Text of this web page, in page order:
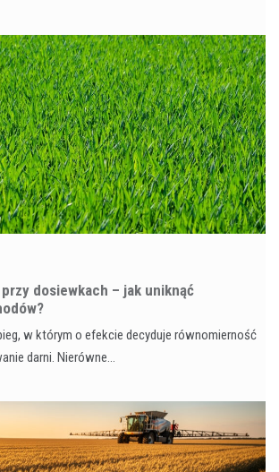
dosiewkach – jak uniknąć
w którym o efekcie decyduje równomierność
darni. Nierówne…